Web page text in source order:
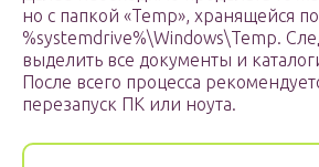
но с папкой «Temp», хранящейся
%systemdrive%\Windows\Temp.
выделить все документы и
После всего процесса
перезапуск ПК или ноута.